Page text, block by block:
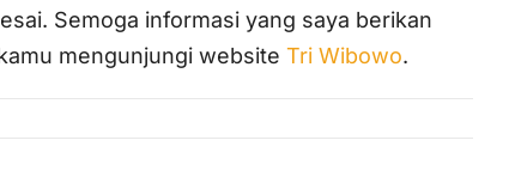
Semoga informasi yang saya berikan
mengunjungi website Tri Wibowo.